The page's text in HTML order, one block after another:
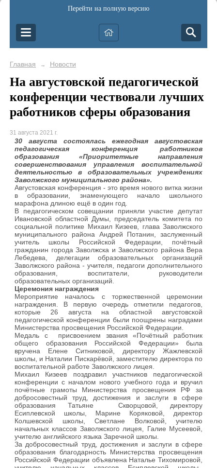
Перейти на полную версию
Главная → Новости
На августовской педагогической
конференции чествовали лучших
работников сферы образования
31 августа 2021 г.
30 августа состоялась ежегодная августовская
педагогическая конференция работников
образования «Приоритетные направления
совершенствования управления воспитательной
деятельностью в образовательных учреждениях
Заволжского муниципального района».
Августовская конференция - это время нового витка жизни
в образовании, знаменующего начало школьного
марафона длиною ещё в один год.
В педагогическом совещании приняли участие депутат
Ивановской областной Думы, председатель комитета по
социальной политике Михаил Кизеев, глава Заволжского
муниципального района Андрей Потанин, заслуженный
учитель школы Российской Федерации, почётный
гражданин города Заволжска и Заволжского района Вера
Лебедева, делегации образовательных организаций
Заволжского района - учителя, педагоги дополнительного
образования, воспитатели, руководители
образовательных организаций.
Церемония награждения
Мероприятие началось с торжественной церемонии
награждения. В первую очередь отметили педагогов,
которые 26 августа на областной августовской
педагогической конференции были поощрены наградами
Министерства просвещения Российской Федерации.
Медаль с присвоением звания «Почётный работник
общего образования Российской Федерации» была
вручена Елене Ситниковой, директору Жажлевской
школы, и Наталии Пискарёвой, заместителю директора по
воспитательной работе Заволжского лицея.
Михаил Кизеев поздравил участников педагогической
конференции с началом нового учебного года и вручил
почётные грамоты Министерства просвещения РФ за
добросовестный труд, достижения и заслуги в сфере
образования Татьяне Скворцовой, директору
Есиплевской школы, Марине Коряковой, директор
Колшевской школы, Светлане Волковой, учителю
начальных классов Заволжского лицея, Галие Мусеевой,
учителю английского языка Заречной школы.
За добросовестный труд, достижения и заслуги в сфере
образования благодарность Министерства просвещения
Российской Федерации объявлена Наталье Тихомировой,